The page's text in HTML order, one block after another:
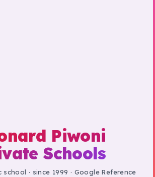
Piwoni
Schools
school · since 1999 · Google Reference